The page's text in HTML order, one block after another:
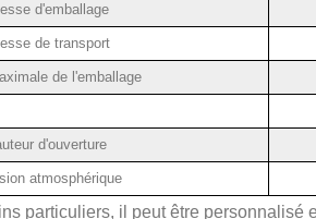
d'emballage
de transport
de l'emballage
d'ouverture
atmosphérique
particuliers, il peut être personnalisé